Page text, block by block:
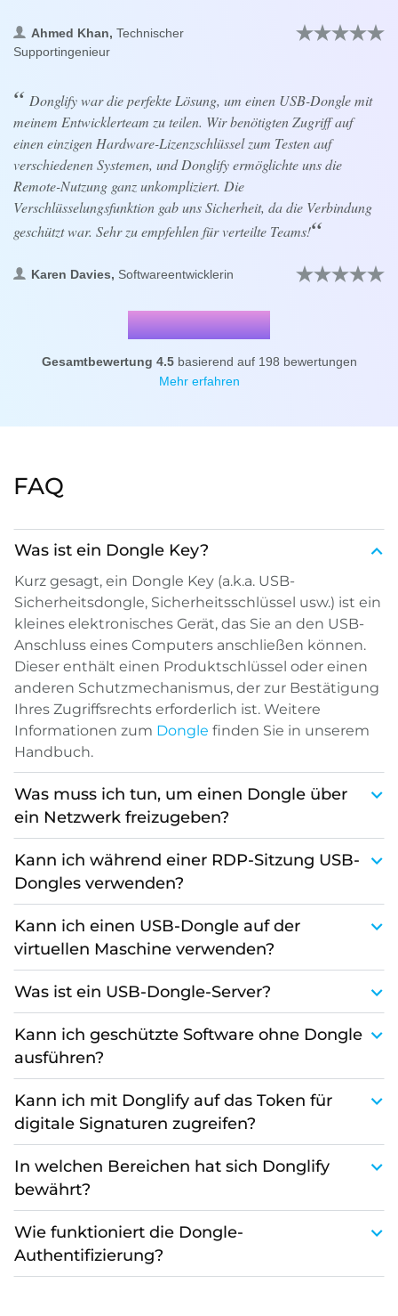
Ahmed Khan, Technischer
Supportingenieur
Donglify war die perfekte Lösung, um einen USB-Dongle mit
meinem Entwicklerteam zu teilen. Wir benötigten Zugriff auf
einen einzigen Hardware-Lizenzschlüssel zum Testen auf
verschiedenen Systemen, und Donglify ermöglichte uns die
Remote-Nutzung ganz unkompliziert. Die
Verschlüsselungsfunktion gab uns Sicherheit, da die Verbindung
geschützt war. Sehr zu empfehlen für verteilte Teams!
Karen Davies, Softwareentwicklerin
Gesamtbewertung 4.5 basierend auf 198 bewertungen
Mehr erfahren
FAQ
Was ist ein Dongle Key?
Kurz gesagt, ein Dongle Key (a.k.a. USB-
Sicherheitsdongle, Sicherheitsschlüssel usw.) ist ein
kleines elektronisches Gerät, das Sie an den USB-
Anschluss eines Computers anschließen können.
Dieser enthält einen Produktschlüssel oder einen
anderen Schutzmechanismus, der zur Bestätigung
Ihres Zugriffsrechts erforderlich ist. Weitere
Informationen zum Dongle finden Sie in unserem
Handbuch.
Was muss ich tun, um einen Dongle über
ein Netzwerk freizugeben?
Kann ich während einer RDP-Sitzung USB-
Dongles verwenden?
Kann ich einen USB-Dongle auf der
virtuellen Maschine verwenden?
Was ist ein USB-Dongle-Server?
Kann ich geschützte Software ohne Dongle
ausführen?
Kann ich mit Donglify auf das Token für
digitale Signaturen zugreifen?
In welchen Bereichen hat sich Donglify
bewährt?
Wie funktioniert die Dongle-
Authentifizierung?